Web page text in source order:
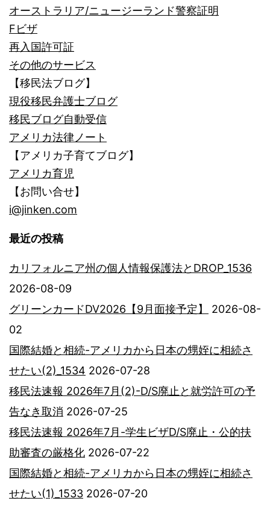
オーストラリア/ニュージーランド警察証明
Fビザ
再入国許可証
その他のサービス
【移民法ブログ】
現役移民弁護士ブログ
移民ブログ自動受信
アメリカ法律ノート
【アメリカ子育てブログ】
アメリカ育児
【お問い合せ】
i@jinken.com
最近の投稿
カリフォルニア州の個人情報保護法とDROP_1536
2026-08-09
グリーンカードDV2026【9月面接予定】
2026-08-
02
国際結婚と相続-アメリカから日本の甥姪に相続さ
せたい(2)_1534 2026-07-28
移民法速報 2026年7月(2)-D/S廃止と就労許可の予
告なき取消 2026-07-25
移民法速報 2026年7月-学生ビザD/S廃止・公的扶
助審査の厳格化 2026-07-22
国際結婚と相続-アメリカから日本の甥姪に相続さ
せたい(1)_1533 2026-07-20